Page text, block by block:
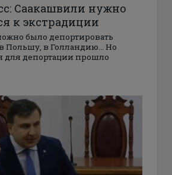
Саакашвили нужно
к экстрадиции
было депортировать
Польшу, в Голландию… Но
для депортации прошло